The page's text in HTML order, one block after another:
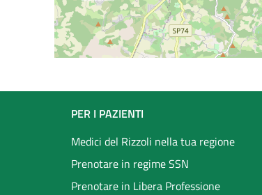
Footer
menu
PER I PAZIENTI
Medici del Rizzoli nella tua regione
Prenotare in regime SSN
Prenotare in Libera Professione